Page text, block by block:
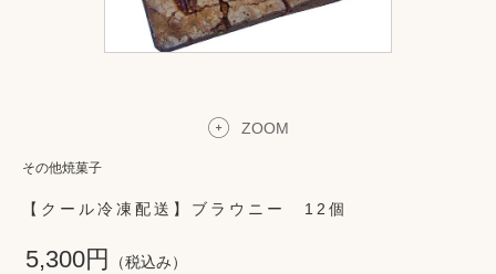
ZOOM
その他焼菓子
【クール冷凍配送】ブラウニー 12個
5,300円
（税込み）